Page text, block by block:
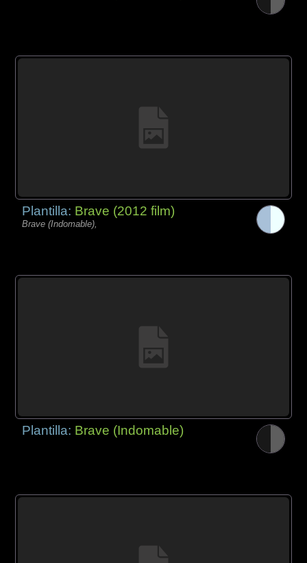
Plantilla: Brave (2012 film)
Brave (Indomable),
Plantilla: Brave (Indomable)